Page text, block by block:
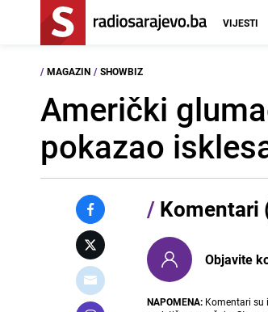
VIJESTI
/ MAGAZIN / SHOWBIZ
Američki
pokazao
/ Komentari
Objavite
NAPOMENA: Komentari su